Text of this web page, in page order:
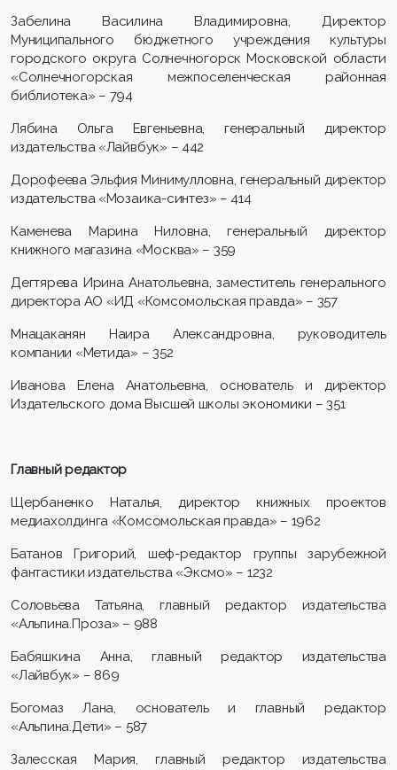
Забелина Василина Владимировна, Директор
Муниципального бюджетного учреждения культуры
городского округа Солнечногорск Московской области
«Солнечногорская межпоселенческая районная
библиотека» – 794
Лябина Ольга Евгеньевна, генеральный директор
издательства «Лайвбук» – 442
Дорофеева Эльфия Минимулловна, генеральный директор
издательства «Мозаика-синтез» – 414
Каменева Марина Ниловна, генеральный директор
книжного магазина «Москва» – 359
Дегтярева Ирина Анатольевна, заместитель генерального
директора АО «ИД «Комсомольская правда» – 357
Мнацаканян Наира Александровна, руководитель
компании «Метида» – 352
Иванова Елена Анатольевна, основатель и директор
Издательского дома Высшей школы экономики – 351
Главный редактор
Щербаненко Наталья, директор книжных проектов
медиахолдинга «Комсомольская правда» – 1962
Батанов Григорий, шеф-редактор группы зарубежной
фантастики издательства «Эксмо» – 1232
Соловьева Татьяна, главный редактор издательства
«Альпина.Проза» – 988
Бабяшкина Анна, главный редактор издательства
«Лайвбук» – 869
Богомаз Лана, основатель и главный редактор
«Альпина.Дети» – 587
Залесская Мария, главный редактор издательства